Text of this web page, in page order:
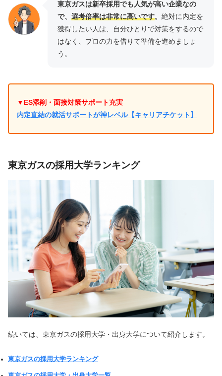
東京ガスは新卒採用でも人気が高い企業なの
で、 選考倍率は非常に高いです。 絶対に内定を
獲得したい人は、自分ひとりで対策をするので
はなく、プロの力を借りて準備を進めましょ
う。
▼ES添削・面接対策サポート充実
内定直結の就活サポートが神レベル【キャリアチケット】
東京ガスの採用大学ランキング
続いては、東京ガスの採用大学・出身大学について紹介します。
東京ガスの採用大学ランキング